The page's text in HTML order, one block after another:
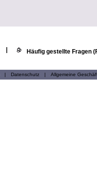
Häufig gestellte Fragen
| Datenschutz | Allgemeine